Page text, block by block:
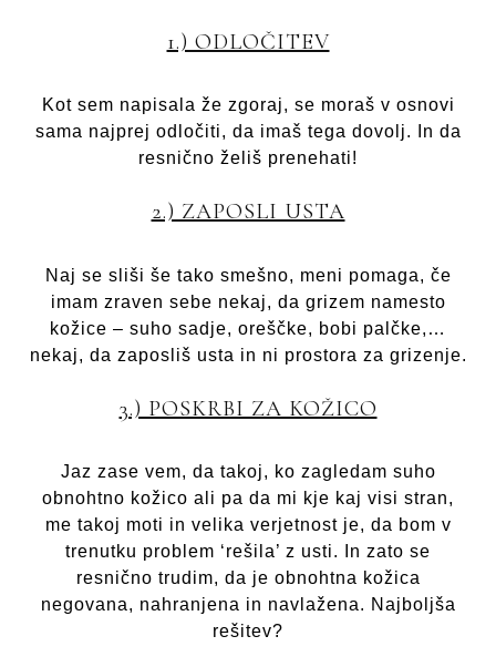
1.) ODLOČITEV
Kot sem napisala že zgoraj, se moraš v osnovi
sama najprej odločiti, da imaš tega dovolj. In da
resnično želiš prenehati!
2.) ZAPOSLI USTA
Naj se sliši še tako smešno, meni pomaga, če
imam zraven sebe nekaj, da grizem namesto
kožice – suho sadje, oreščke, bobi palčke,…
nekaj, da zaposliš usta in ni prostora za grizenje.
3.) POSKRBI ZA KOŽICO
Jaz zase vem, da takoj, ko zagledam suho
obnohtno kožico ali pa da mi kje kaj visi stran,
me takoj moti in velika verjetnost je, da bom v
trenutku problem ‘rešila’ z usti. In zato se
resnično trudim, da je obnohtna kožica
negovana, nahranjena in navlažena. Najboljša
rešitev?